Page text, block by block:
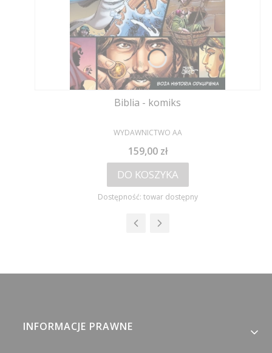
Biblia - komiks
PRODUCENT
WYDAWNICTWO AA
Cena
159,00 zł
DO KOSZYKA
Dostępność: towar dostępny
Linki w stopce
INFORMACJE PRAWNE